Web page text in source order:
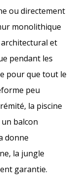
ou directement
monolithique
et
pendant les
pour que tout le
peu
la piscine
balcon
donne
la jungle
garantie.